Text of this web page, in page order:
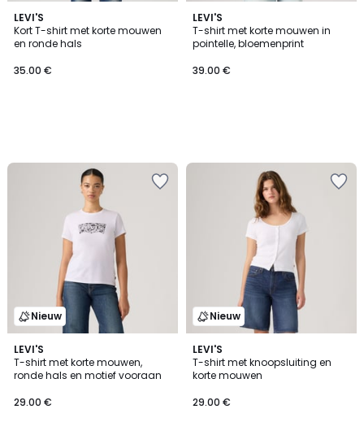
LEVI'S
Kort T-shirt met korte mouwen
en ronde hals
35.00 €
LEVI'S
T-shirt met korte mouwen in
pointelle, bloemenprint
39.00 €
Nieuw
LEVI'S
T-shirt met korte mouwen,
ronde hals en motief vooraan
29.00 €
Nieuw
LEVI'S
T-shirt met knoopsluiting en
korte mouwen
29.00 €